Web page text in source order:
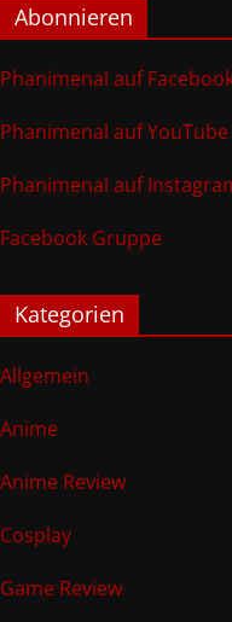
Abonnieren
Phanimenal auf
Phanimenal auf YouTube
Phanimenal auf
Facebook Gruppe
Kategorien
Allgemein
Anime
Anime Review
Cosplay
Game Review